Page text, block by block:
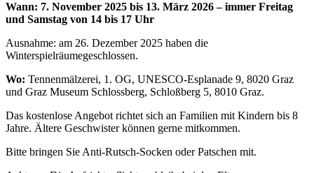
Wann: 7. November 2025 bis 13. März 2026 – immer Freitag
und Samstag von 14 bis 17 Uhr
Ausnahme: am 26. Dezember 2025 haben die
Winterspielräumegeschlossen.
Wo: Tennenmälzerei, 1. OG, UNESCO-Esplanade 9, 8020 Graz
und Graz Museum Schlossberg, Schloßberg 5, 8010 Graz.
Das kostenlose Angebot richtet sich an Familien mit Kindern bis 8
Jahre. Ältere Geschwister können gerne mitkommen.
Bitte bringen Sie Anti-Rutsch-Socken oder Patschen mit.